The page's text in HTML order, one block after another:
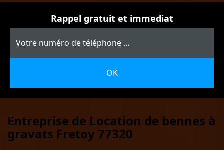
Rappel gratuit et immediat
Entreprise de Location de bennes à
gravats Fretoy 77320